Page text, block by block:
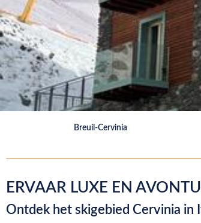
Breuil-Cervinia
ERVAAR LUXE EN
Ontdek het skigebied Cervinia in